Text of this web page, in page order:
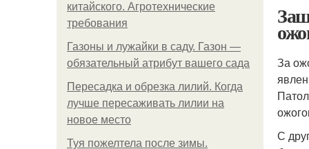
китайского. Агротехнические
требования
Газоны и лужайки в саду. Газон —
обязательный атрибут вашего сада
Пересадка и обрезка лилий. Когда
лучше пересаживать лилии на
новое место
Туя пожелтела после зимы.
За
С